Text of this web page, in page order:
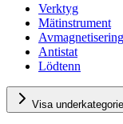
Verktyg
Mätinstrument
Avmagnetisering
Antistat
Lödtenn
Visa